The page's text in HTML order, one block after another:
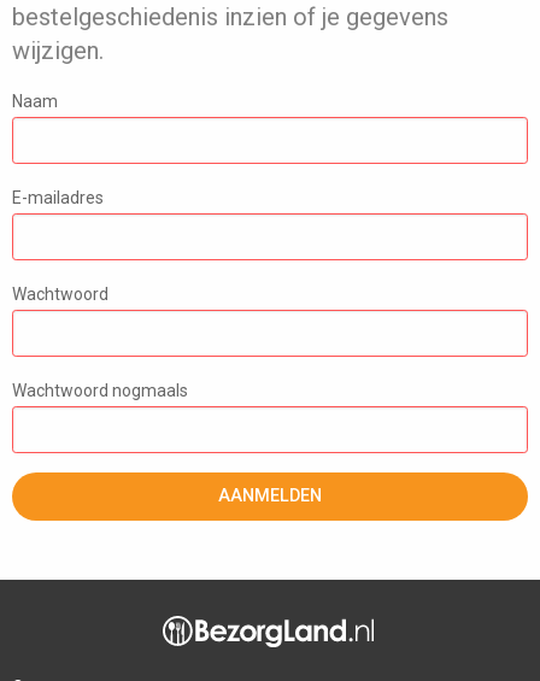
bestelgeschiedenis inzien of je gegevens
wijzigen.
Naam
E-mailadres
Wachtwoord
Wachtwoord nogmaals
AANMELDEN